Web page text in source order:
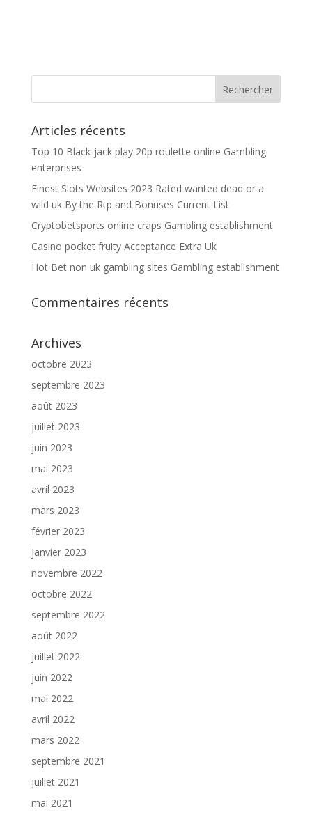
Articles récents
Top 10 Black-jack play 20p roulette online Gambling
enterprises
Finest Slots Websites 2023 Rated wanted dead or a
wild uk By the Rtp and Bonuses Current List
Cryptobetsports online craps Gambling establishment
Casino pocket fruity Acceptance Extra Uk
Hot Bet non uk gambling sites Gambling establishment
Commentaires récents
Archives
octobre 2023
septembre 2023
août 2023
juillet 2023
juin 2023
mai 2023
avril 2023
mars 2023
février 2023
janvier 2023
novembre 2022
octobre 2022
septembre 2022
août 2022
juillet 2022
juin 2022
mai 2022
avril 2022
mars 2022
septembre 2021
juillet 2021
mai 2021